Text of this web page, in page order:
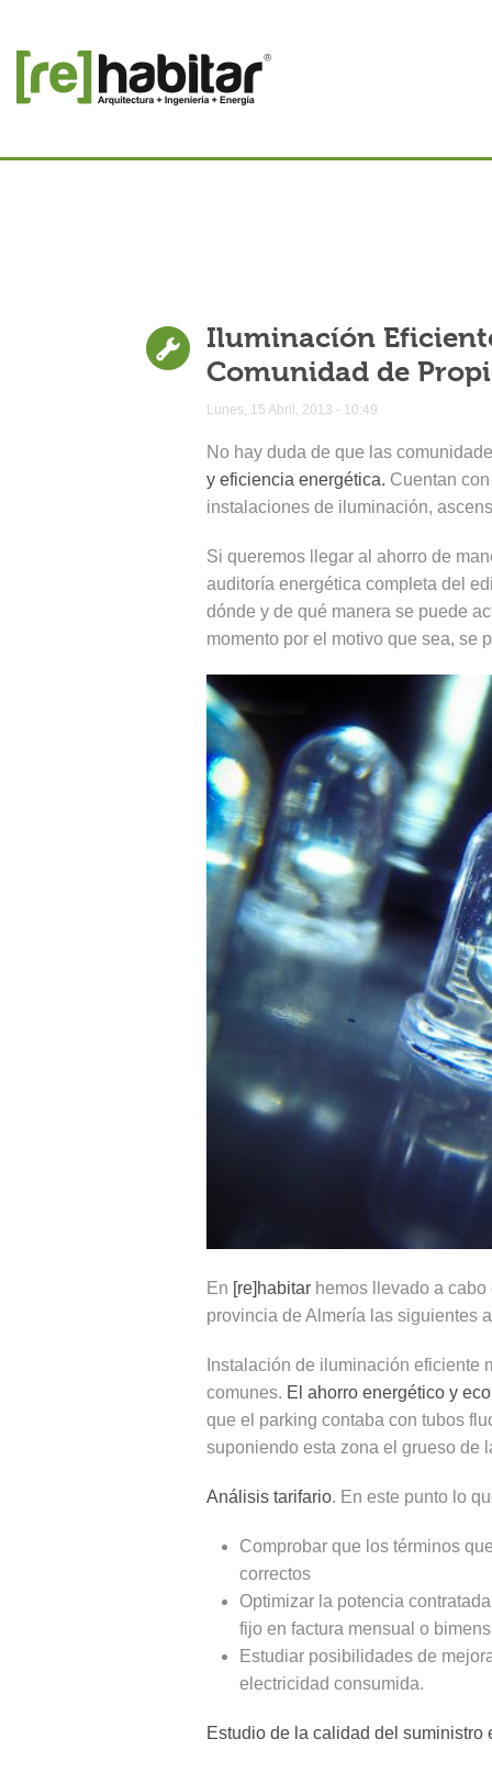
Iluminacíón
Comunidad de
Lunes, 15 Abril, 2013 - 10:49
No hay duda de que las
y eficiencia energética. Cuentan
instalaciones de iluminación,
Si queremos llegar al ahorro de
auditoría energética completa del
dónde y de qué manera se puede
momento por el motivo que sea, se
En [re]habitar hemos llevado a
provincia de Almería las siguientes
Instalación de iluminación eficiente
comunes. El ahorro energético y
que el parking contaba con tubos
suponiendo esta zona el grueso de
Análisis tarifario. En este punto lo
Comprobar que los términos
correctos
Optimizar la potencia
fijo en factura mensual o
Estudiar posibilidades de
electricidad consumida.
Estudio de la calidad del suministro